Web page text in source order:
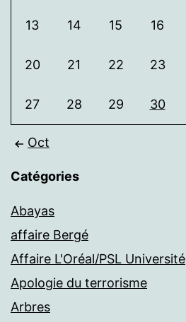
13 14 15 16
20 21 22 23
27 28 29 30
Oct
Catégories
Abayas
affaire Bergé
Affaire L'Oréal/PSL Université
Apologie du terrorisme
Arbres